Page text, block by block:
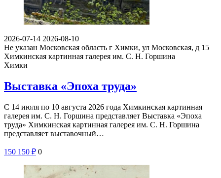
2026-07-14 2026-08-10
Не указан Московская область г Химки, ул Московская, д 15
Химкинская картинная галерея им. С. Н. Горшина
Химки
Выставка «Эпоха труда»
С 14 июля по 10 августа 2026 года Химкинская картинная
галерея им. С. Н. Горшина представляет Выставка «Эпоха
труда» Химкинская картинная галерея им. С. Н. Горшина
представляет выставочный…
150 150 ₽ 0